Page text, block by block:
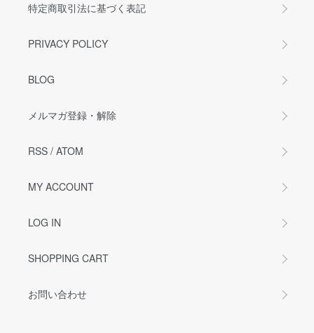
特定商取引法に基づく表記
PRIVACY POLICY
BLOG
メルマガ登録・解除
RSS / ATOM
MY ACCOUNT
LOG IN
SHOPPING CART
お問い合わせ